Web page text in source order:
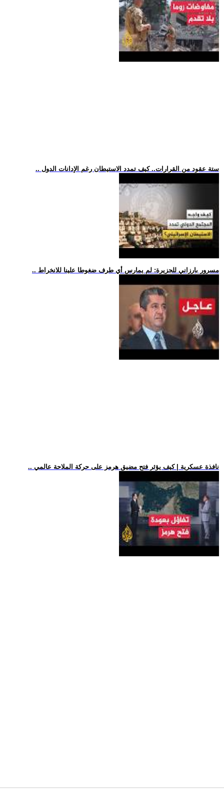
.. ستة عقود من القرارات.. كيف تمدد الاستيطان رغم الإدانات الدول
.. مسرور بارزاني للجزيرة: لم يمارس أي طرف ضغوطا علينا للانخراط
.. نافذة عسكرية | كيف يؤثر فتح مضيق هرمز على حركة الملاحة عالمي